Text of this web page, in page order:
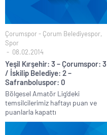
Çorumspor - Çorum Belediyespor,
Spor
08.02.2014
Yeşil Kırşehir: 3 – Çorumspor: 3
/ İskilip Belediye: 2 –
Safranboluspor: 0
Bölgesel Amatör Lig’deki
temsilcilerimiz haftayı puan ve
puanlarla kapattı